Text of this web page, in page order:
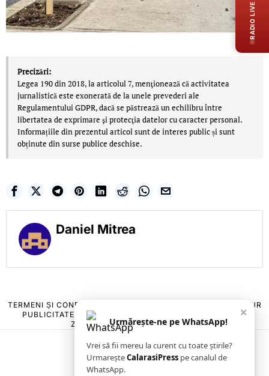
Precizări:
Legea 190 din 2018, la articolul 7, menţionează că activitatea
jurnalistică este exonerată de la unele prevederi ale
Regulamentului GDPR, dacă se păstrează un echilibru între
libertatea de exprimare şi protecţia datelor cu caracter personal.
Informațiile din prezentul articol sunt de interes public și sunt
obținute din surse publice deschise.
Daniel Mitrea
TERMENI ȘI CONDIȚII
POLITICA DE ANULARE & RETUR
PUBLICITATE ONLINE & TIPĂRITĂ
CONTACT
ZIARUL ANUNȚUL CĂLĂRĂȘEAN
×
Urmărește-ne pe WhatsApp!
Vrei să fii mereu la curent cu toate știrile?
UrmareșteCalarasiPress pe canalul de
WhatsApp.
RADIO LIVE